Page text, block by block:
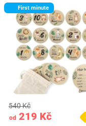
First minute
od 219 Kč
540 Kč